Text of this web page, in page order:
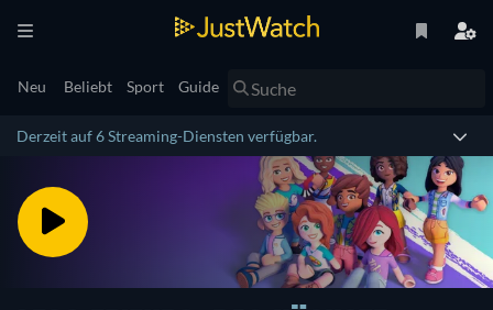
Neu Beliebt Sport Guide
Derzeit auf 6 Streaming-Diensten verfügbar.